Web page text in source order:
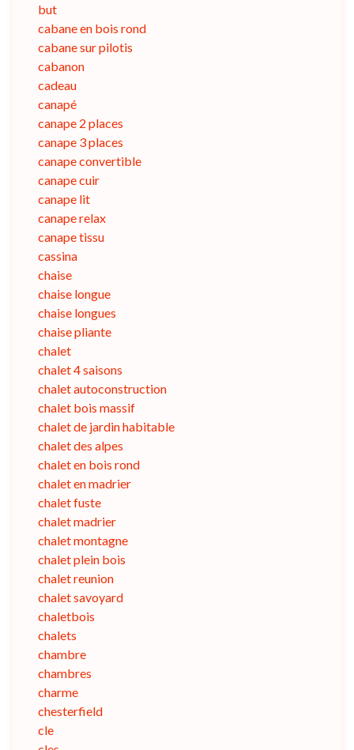
but
cabane en bois rond
cabane sur pilotis
cabanon
cadeau
canapé
canape 2 places
canape 3 places
canape convertible
canape cuir
canape lit
canape relax
canape tissu
cassina
chaise
chaise longue
chaise longues
chaise pliante
chalet
chalet 4 saisons
chalet autoconstruction
chalet bois massif
chalet de jardin habitable
chalet des alpes
chalet en bois rond
chalet en madrier
chalet fuste
chalet madrier
chalet montagne
chalet plein bois
chalet reunion
chalet savoyard
chaletbois
chalets
chambre
chambres
charme
chesterfield
cle